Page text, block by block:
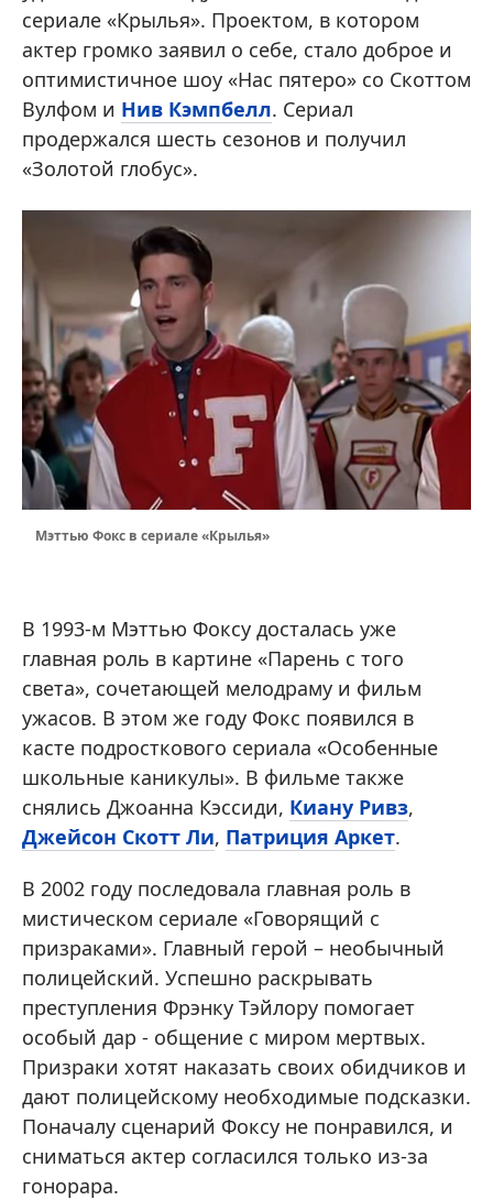
сериале «Крылья». Проектом, в котором
актер громко заявил о себе, стало доброе и
оптимистичное шоу «Нас пятеро» со Скоттом
Вулфом и Нив Кэмпбелл. Сериал
продержался шесть сезонов и получил
«Золотой глобус».
Мэттью Фокс в сериале «Крылья»
В 1993-м Мэттью Фоксу досталась уже
главная роль в картине «Парень с того
света», сочетающей мелодраму и фильм
ужасов. В этом же году Фокс появился в
касте подросткового сериала «Особенные
школьные каникулы». В фильме также
снялись Джоанна Кэссиди, Киану Ривз,
Джейсон Скотт Ли, Патриция Аркет.
В 2002 году последовала главная роль в
мистическом сериале «Говорящий с
призраками». Главный герой – необычный
полицейский. Успешно раскрывать
преступления Фрэнку Тэйлору помогает
особый дар - общение с миром мертвых.
Призраки хотят наказать своих обидчиков и
дают полицейскому необходимые подсказки.
Поначалу сценарий Фоксу не понравился, и
сниматься актер согласился только из-за
гонорара.